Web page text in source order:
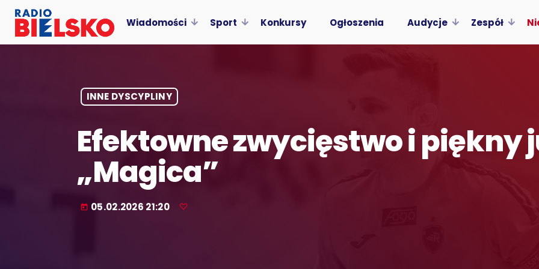
Wiadomości Sport Konkursy Ogłoszenia Audycje Zespół
INNE DYSCYPLINY
Efektowne zwycięstwo i piękny
„Magica”
today 05.02.2026 21:20